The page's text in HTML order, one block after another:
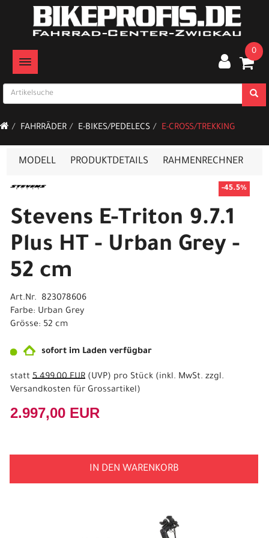
TOGGLE NAVIGATION
0
FAHRRÄDER E-BIKES/PEDELECS E-CROSS/TREKKING
MODELL PRODUKTDETAILS RAHMENRECHNER
-45.5%
Stevens E-Triton 9.7.1
Plus HT - Urban Grey -
52 cm
Art.Nr. 823078606
Farbe: Urban Grey
Grösse: 52 cm
sofort im Laden verfügbar
statt 5.499,00 EUR (UVP) pro Stück (inkl. MwSt. zzgl.
Versandkosten für Grossartikel)
2.997,00 EUR
IN DEN WARENKORB